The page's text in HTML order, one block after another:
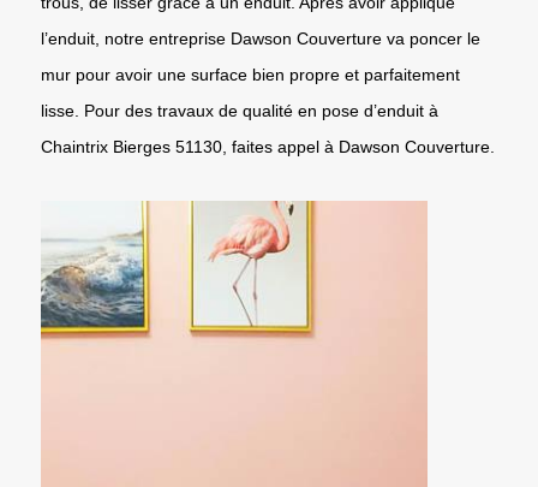
l’enduit, notre entreprise Dawson Couverture va poncer le
mur pour avoir une surface bien propre et parfaitement
lisse. Pour des travaux de qualité en pose d’enduit à
Chaintrix Bierges 51130, faites appel à Dawson Couverture.